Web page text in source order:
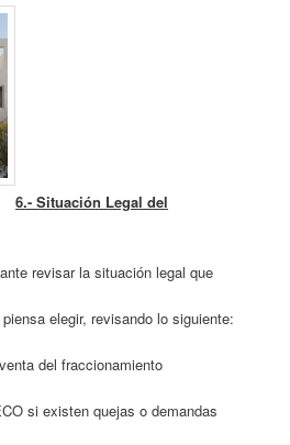
6.- Situación Legal del
revisar la situación legal que
elegir, revisando lo siguiente:
del fraccionamiento
si existen quejas o demandas